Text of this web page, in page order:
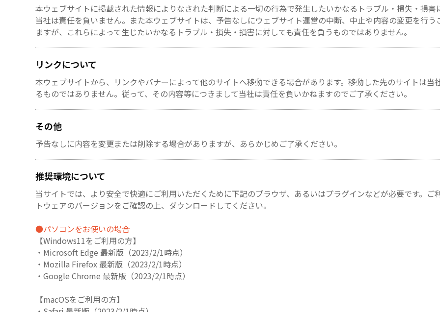
本ウェブサイトに掲載された情報によりなされた判断による一切の行為で発生したいかなるトラブル・損失・損害
当社は責任を負いません。また本ウェブサイトは、予告なしにウェブサイト運営の中断、中止や内容の変更を行う
ますが、これらによって生じたいかなるトラブル・損失・損害に対しても責任を負うものではありません。
リンクについて
本ウェブサイトから、リンクやバナーによって他のサイトへ移動できる場合があります。移動した先のサイトは当
るものではありません。従って、その内容等につきまして当社は責任を負いかねますのでご了承ください。
その他
予告なしに内容を変更または削除する場合がありますが、あらかじめご了承ください。
推奨環境について
当サイトでは、より安全で快適にご利用いただくために下記のブラウザ、あるいはプラグインなどが必要です。ご
トウェアのバージョンをご確認の上、ダウンロードしてください。
●パソコンをお使いの場合
【Windows11をご利用の方】
・Microsoft Edge 最新版（2023/2/1時点）
・Mozilla Firefox 最新版（2023/2/1時点）
・Google Chrome 最新版（2023/2/1時点）
【macOSをご利用の方】